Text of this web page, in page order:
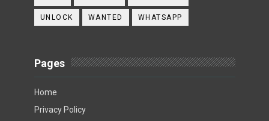
UNLOCK WANTED WHATSAPP
Pages
Home
Privacy Policy